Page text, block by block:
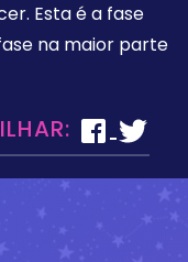
Esta é a fase
na maior parte